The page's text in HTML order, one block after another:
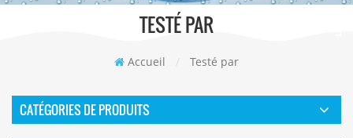
TESTÉ PAR
Accueil / Testé par
CATÉGORIES DE PRODUITS